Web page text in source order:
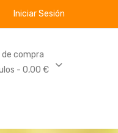
Iniciar Sesión
compra
- 0,00 €